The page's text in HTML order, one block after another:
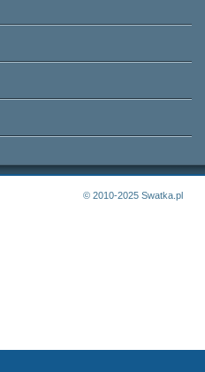
© 2010-2025 Swatka.pl